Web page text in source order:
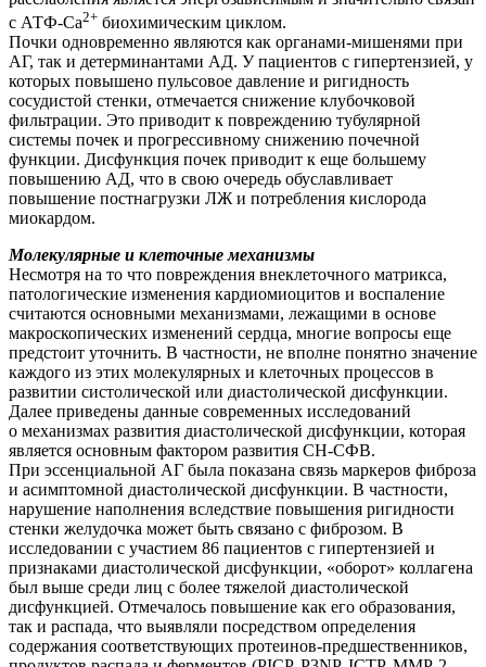
с АТФ-Ca2+ биохимическим циклом.
Почки одновременно являются как органами-мишенями при
АГ, так и детерминантами АД. У пациентов с гипертензией, у
которых повышено пульсовое давление и ригидность
сосудистой стенки, отмечается снижение клубочковой
фильтрации. Это приводит к повреждению тубулярной
системы почек и прогрессивному снижению почечной
функции. Дисфункция почек приводит к еще большему
повышению АД, что в свою очередь обуславливает
повышение постнагрузки ЛЖ и потребления кислорода
миокардом.
Молекулярные и клеточные механизмы
Несмотря на то что повреждения внеклеточного матрикса,
патологические изменения кардиомиоцитов и воспаление
считаются основными механизмами, лежащими в основе
макроскопических изменений сердца, многие вопросы еще
предстоит уточнить. В частности, не вполне понятно значение
каждого из этих молекулярных и клеточных процессов в
развитии систолической или диастолической дисфункции.
Далее приведены данные современных исследований
о механизмах развития диастолической дисфункции, которая
является основным фактором развития СН-СФВ.
При эссенциальной АГ была показана связь маркеров фиброза
и асимптомной диастолической дисфункции. В частности,
нарушение наполнения вследствие повышения ригидности
стенки желудочка может быть связано с фиброзом. В
исследовании с участием 86 пациентов с гипертензией и
признаками диастолической дисфункции, «оборот» коллагена
был выше среди лиц с более тяжелой диастолической
дисфункцией. Отмечалось повышение как его образования,
так и распада, что выявляли посредством определения
содержания соответствующих протеинов-предшественников,